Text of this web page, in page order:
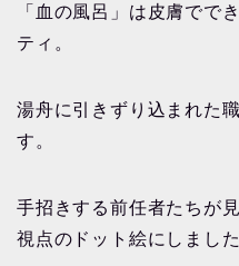
「血の風呂」は皮膚でで
ティ。
湯舟に引きずり込まれた
す。
手招きする前任者たちが
視点のドット絵にしました